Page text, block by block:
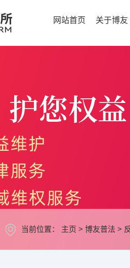
网站首页 关于博友
当前位置： 主页 > 博友普法 >